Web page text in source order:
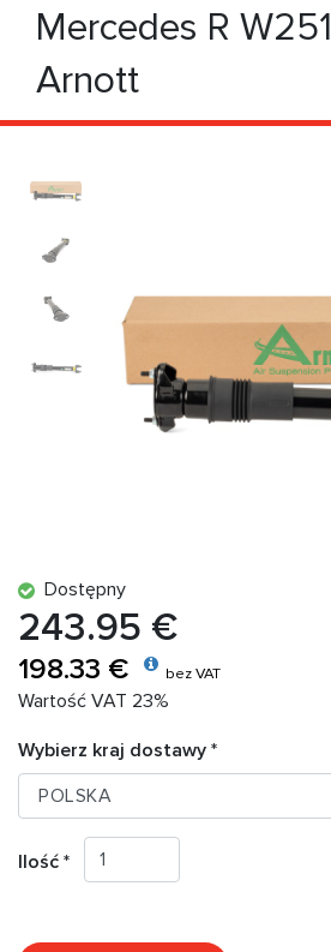
Mercedes R
Arnott
Dostępny
243.95 €
198.33 € bez VAT
Wartość VAT 23%
Wybierz kraj dostawy *
Ilość *